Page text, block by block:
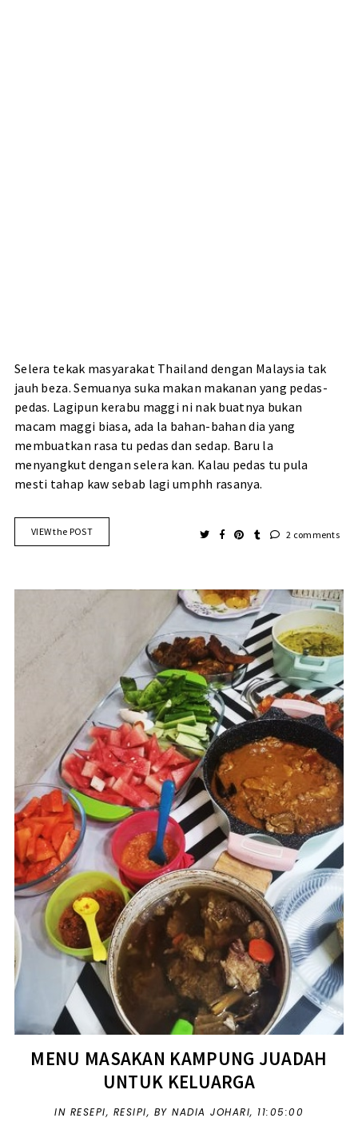
Selera tekak masyarakat Thailand dengan Malaysia tak
jauh beza. Semuanya suka makan makanan yang pedas-
pedas. Lagipun kerabu maggi ni nak buatnya bukan
macam maggi biasa, ada la bahan-bahan dia yang
membuatkan rasa tu pedas dan sedap. Baru la
menyangkut dengan selera kan. Kalau pedas tu pula
mesti tahap kaw sebab lagi umphh rasanya.
VIEW the POST 2 comments
MENU MASAKAN KAMPUNG JUADAH
UNTUK KELUARGA
IN RESEPI, RESIPI, BY NADIA JOHARI, 11:05:00